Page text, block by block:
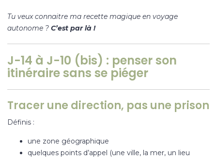
Tu veux connaitre ma recette magique en voyage
autonome ? C’est par là !
J-14 à J-10 (bis) : penser son
itinéraire sans se piéger
Tracer une direction, pas une prison
Définis :
une zone géographique
quelques points d’appel (une ville, la mer, un lieu